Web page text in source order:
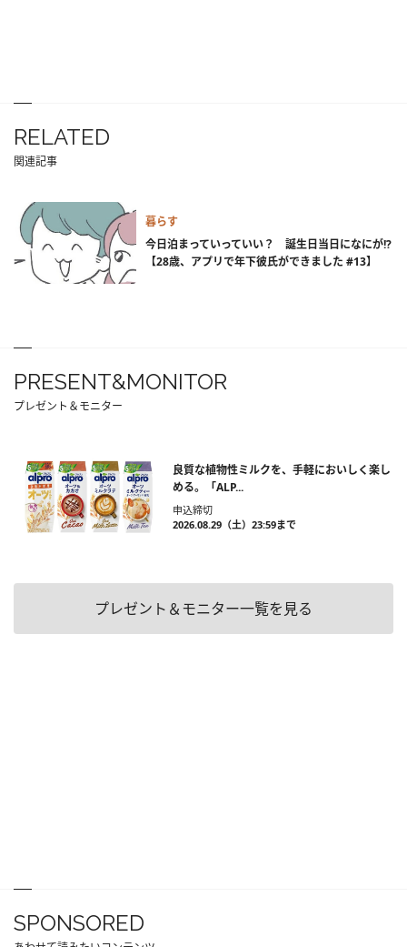
RELATED
関連記事
暮らす
今日泊まっていっていい？ 誕生日当日になにが!?
【28歳、アプリで年下彼氏ができました #13】
PRESENT&MONITOR
プレゼント＆モニター
良質な植物性ミルクを、手軽においしく楽し
める。「ALP...
申込締切
2026.08.29（土）23:59まで
プレゼント＆モニター一覧を見る
SPONSORED